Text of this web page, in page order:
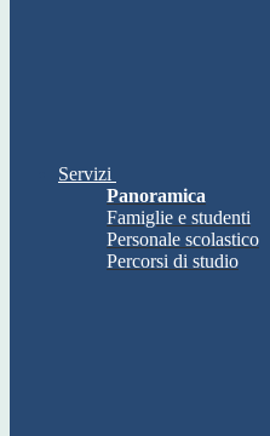
Servizi
Panoramica
Famiglie e studenti
Personale scolastico
Percorsi di studio